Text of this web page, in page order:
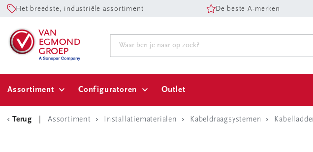
Het breedste, industriële assortiment De beste A-merken
Assortiment Configuratoren Outlet
Terug Assortiment Installatiematerialen Kabeldraagsystemen